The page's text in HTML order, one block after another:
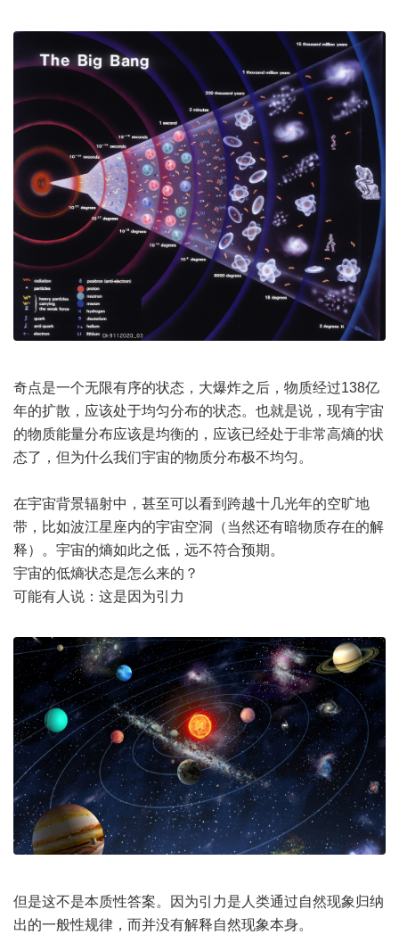
奇点是一个无限有序的状态，大爆炸之后，物质经过138亿
年的扩散，应该处于均匀分布的状态。也就是说，现有宇宙
的物质能量分布应该是均衡的，应该已经处于非常高熵的状
态了，但为什么我们宇宙的物质分布极不均匀。
在宇宙背景辐射中，甚至可以看到跨越十几光年的空旷地
带，比如波江星座内的宇宙空洞（当然还有暗物质存在的解
释）。宇宙的熵如此之低，远不符合预期。
宇宙的低熵状态是怎么来的？
可能有人说：这是因为引力
但是这不是本质性答案。因为引力是人类通过自然现象归纳
出的一般性规律，而并没有解释自然现象本身。